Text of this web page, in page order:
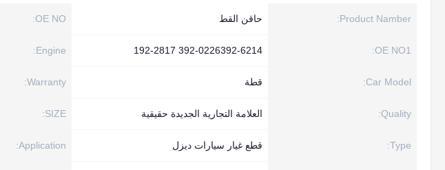
Product Namber: حاقن القط OE NO:
OE NO1:
392-0226392-6214 192-2817
Engine:
Car Model: قطة Warranty:
Quality: العلامة التجارية الجديدة حقيقية SIZE:
Type: قطع غيار سيارات ديزل Application: